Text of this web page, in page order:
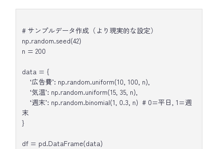
# サンプルデータ作成（より現実的な設定）
np.random.seed(42)
n = 200
data = {
‘広告費’: np.random.uniform(10, 100, n),
‘気温’: np.random.uniform(15, 35, n),
‘週末’: np.random.binomial(1, 0.3, n) # 0=平日, 1=週
末
}
df = pd.DataFrame(data)